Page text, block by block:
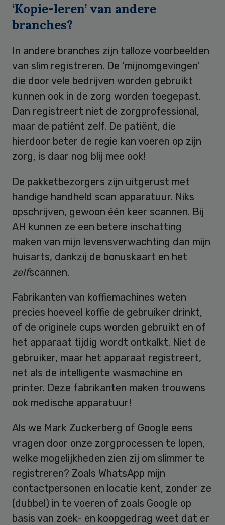
‘Kopie-leren’ van andere
branches?
In andere branches zijn talloze voorbeelden
van slim registreren. De ‘mijnomgevingen’
die door vele bedrijven worden gebruikt
kunnen ook in de zorg worden toegepast.
Dan registreert niet de zorgprofessional,
maar de patiënt zelf. De patiënt, die
hierdoor beter de regie kan voeren op zijn
zorg, is daar nog blij mee ook!
De pakketbezorgers zijn uitgerust met
handige handheld scan apparatuur. Niks
opschrijven, gewoon één keer scannen. Bij
AH kunnen ze een betere inschatting
maken van mijn levensverwachting dan mijn
huisarts, dankzij de bonuskaart en het
zelfscannen.
Fabrikanten van koffiemachines weten
precies hoeveel koffie de gebruiker drinkt,
of de originele cups worden gebruikt en of
het apparaat tijdig wordt ontkalkt. Niet de
gebruiker, maar het apparaat registreert,
net als de intelligente wasmachine en
printer. Deze fabrikanten maken trouwens
ook medische apparatuur!
Als we Mark Zuckerberg of Google eens
vragen door onze zorgprocessen te lopen,
welke mogelijkheden zien zij om slimmer te
registreren? Zoals WhatsApp mijn
contactpersonen en locatie kent, zonder ze
(dubbel) in te voeren of zoals Google op
basis van zoek- en koopgedrag weet dat er